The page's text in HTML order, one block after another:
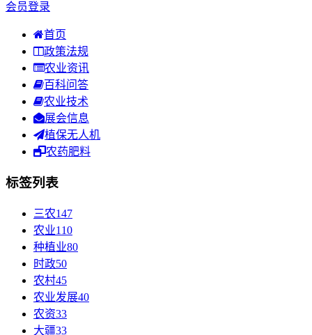
会员登录
首页
政策法规
农业资讯
百科问答
农业技术
展会信息
植保无人机
农药肥料
标签列表
三农147
农业110
种植业80
时政50
农村45
农业发展40
农资33
大疆33